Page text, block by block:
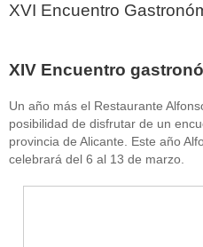
XVI Encuentro
XIV Encuentro
Un año más el Restaurante
posibilidad de disfrutar de un
provincia de Alicante. Este año
celebrará del 6 al 13 de marzo.